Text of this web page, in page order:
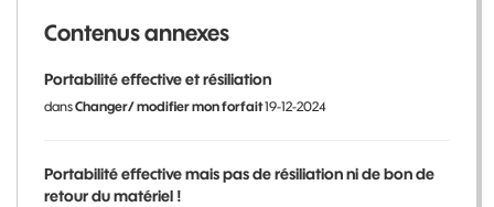
Contenus annexes
Portabilité effective et résiliation
dansChanger/ modifier mon forfait19-12-2024
Portabilité effective mais pas de résiliation ni de bon de
retour du matériel !